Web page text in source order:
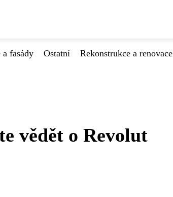
a fasády Ostatní Rekonstrukce a renovace
vědět o Revolut